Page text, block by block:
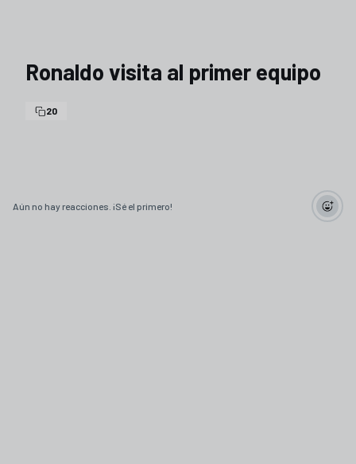
Ronaldo visita al primer equipo
20
Aún no hay reacciones. ¡Sé el primero!